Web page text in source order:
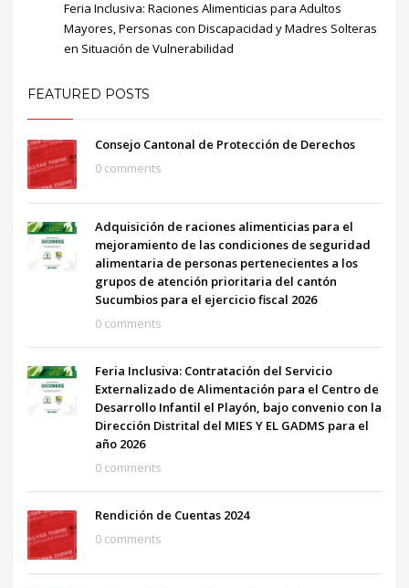
Feria Inclusiva: Raciones Alimenticias para Adultos
Mayores, Personas con Discapacidad y Madres Solteras
en Situación de Vulnerabilidad
FEATURED POSTS
Consejo Cantonal de Protección de Derechos
0 comments
Adquisición de raciones alimenticias para el
mejoramiento de las condiciones de seguridad
alimentaria de personas pertenecientes a los
grupos de atención prioritaria del cantón
Sucumbios para el ejercicio fiscal 2026
0 comments
Feria Inclusiva: Contratación del Servicio
Externalizado de Alimentación para el Centro de
Desarrollo Infantil el Playón, bajo convenio con la
Dirección Distrital del MIES Y EL GADMS para el
año 2026
0 comments
Rendición de Cuentas 2024
0 comments